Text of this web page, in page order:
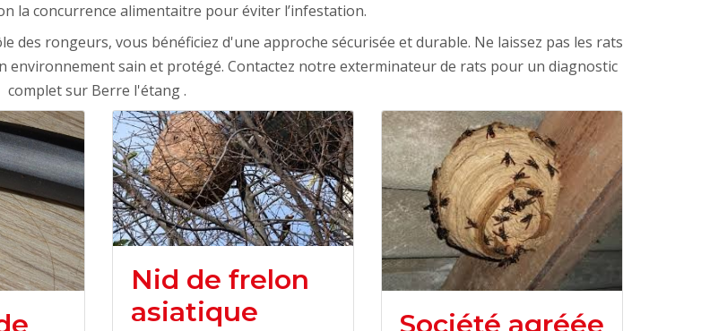
la concurrence alimentaitre pour éviter l’infestation.
rongeurs, vous bénéficiez d'une approche sécurisée et durable. Ne laissez pas les rats
sain et protégé. Contactez notre exterminateur de rats pour un diagnostic
complet sur Berre l'étang .
Nid de frelon
asiatique
Société agréée